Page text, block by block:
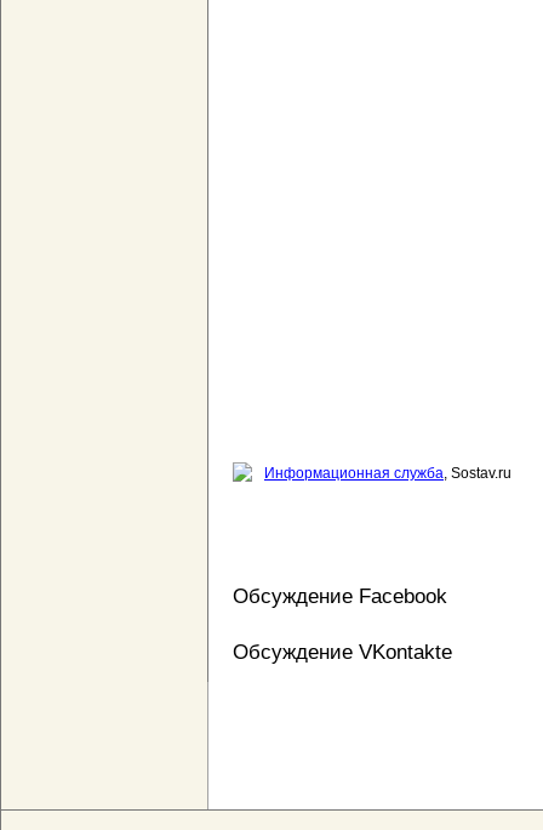
Информационная служба, Sostav.ru
Обсуждение Facebook
Обсуждение VKontakte